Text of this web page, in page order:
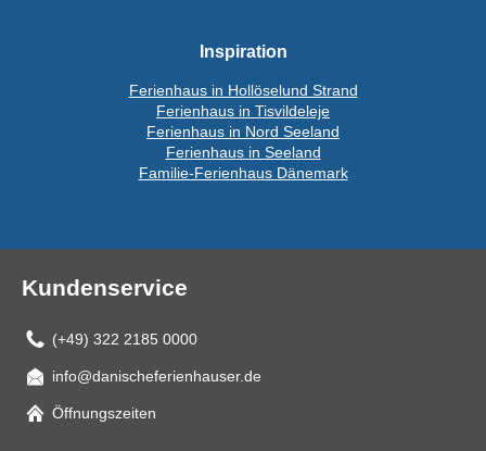
Inspiration
Ferienhaus in Hollöselund Strand
Ferienhaus in Tisvildeleje
Ferienhaus in Nord Seeland
Ferienhaus in Seeland
Familie-Ferienhaus Dänemark
Kundenservice
(+49) 322 2185 0000
Mail
info@danischeferienhauser.de
Öffnungszeiten